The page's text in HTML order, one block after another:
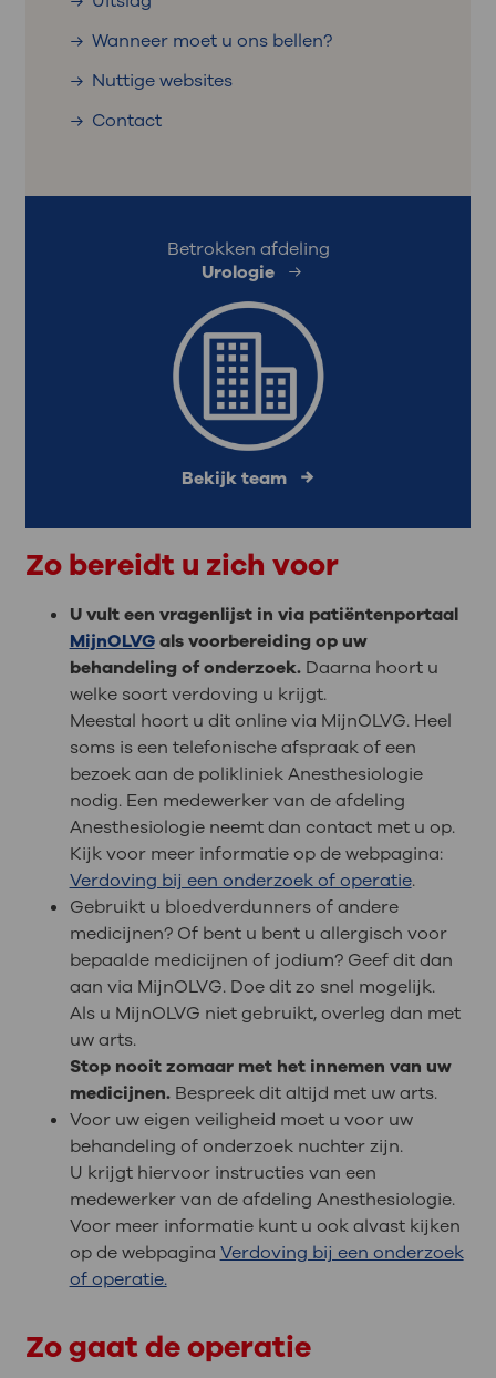
Wanneer moet u ons bellen?
Nuttige websites
Contact
Betrokken afdeling
Urologie
Bekijk team
Zo bereidt u zich voor
U vult een vragenlijst in via patiëntenportaal
MijnOLVGals voorbereiding op uw
behandeling of onderzoek.Daarna hoort u
welke soort verdoving u krijgt.
Meestal hoort u dit online via MijnOLVG. Heel
soms is een telefonische afspraak of een
bezoek aan de polikliniek Anesthesiologie
nodig. Een medewerker van de afdeling
Anesthesiologie neemt dan contact met u op.
Kijk voor meer informatie op de webpagina:
Verdoving bij een onderzoek of operatie.
Gebruikt u bloedverdunners of andere
medicijnen? Of bent u bent u allergisch voor
bepaalde medicijnen of jodium? Geef dit dan
aan via MijnOLVG. Doe dit zo snel mogelijk.
Als u MijnOLVG niet gebruikt, overleg dan met
uw arts.
Stop nooit zomaar met het innemen van uw
medicijnen.Bespreek dit altijd met uw arts.
Voor uw eigen veiligheid moet u voor uw
behandeling of onderzoek nuchter zijn.
U krijgt hiervoor instructies van een
medewerker van de afdeling Anesthesiologie.
Voor meer informatie kunt u ook alvast kijken
op de webpagina Verdoving bij een onderzoek
of operatie.
Zo gaat de operatie